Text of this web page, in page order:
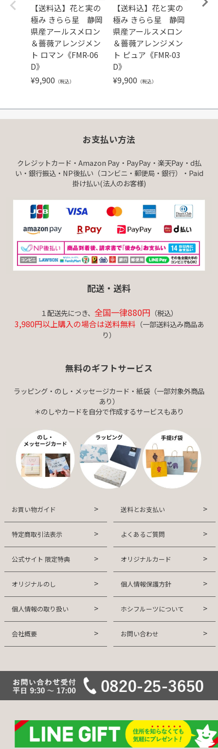
【送料込】花と実の
極み きらら星 静岡
県産アールスメロン
＆薔薇アレンジメン
ト ロマン《FMR-06
D》
¥9,900 （税込）
【送料込】花と実の
極み きらら星 静岡
県産アールスメロン
＆薔薇アレンジメン
ト ピュア《FMR-03
D》
¥9,900 （税込）
【送
お支払い方法
クレジットカード・Amazon Pay・PayPay・楽天Pay・d払
い・銀行振込・NP後払い（コンビニ・郵便局・銀行）・Paid
掛け払い(法人のお客様)
配送・送料
１配送先につき、 全国一律880円 （税込）
3,980円以上購入の場合は送料無料 （一部送料込み商品あ
り）
無料のギフトサービス
ラッピング・のし・メッセージカード・紙袋（一部対象外商品
あり）
＊のしやカードを自分で作成するサービスもあり
お買い物ガイド 送料とお支払い
特定商取引法表示 よくあるご質問
公式サイト 限定特典 オリジナルカード
オリジナルのし 個人情報保護方針
個人情報の取り扱い ホシフルーツについて
会社概要 お問い合わせ